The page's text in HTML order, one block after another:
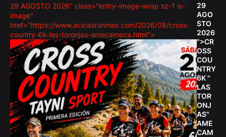
29 AGOSTO 2026" class="entry-image-wrap sz-1 is-
image"
href="https://www.acicasrunmex.com/2026/08/cross-
country-6k-las-toronjas-amecameca.html">
29
AGO
STO
2026
">CR
OSS
COU
NTRY
6K "
LAS
TOR
ONJ
AS"
AME
CAM